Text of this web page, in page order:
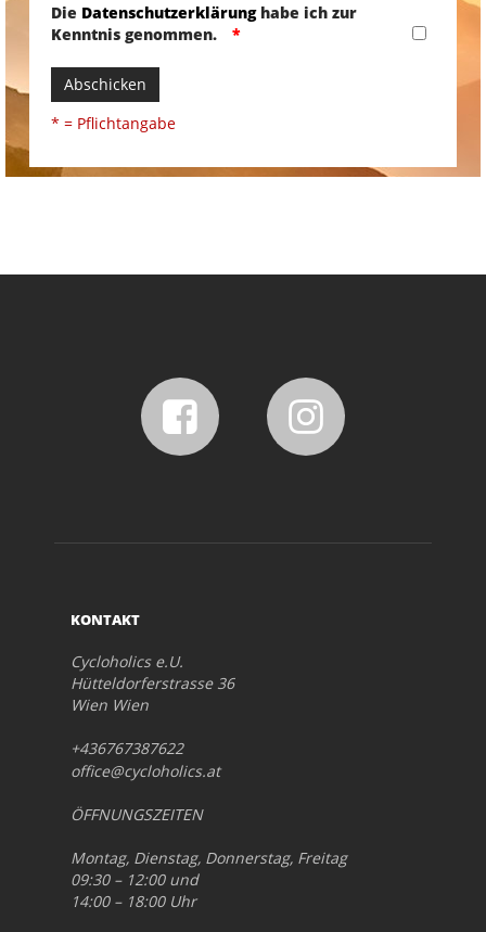
Die Datenschutzerklärunghabe ich zur
Kenntnis genommen.
Abschicken
* = Pflichtangabe
KONTAKT
Cycloholics e.U.
Hütteldorferstrasse 36
Wien Wien
+436767387622
office@cycloholics.at
ÖFFNUNGSZEITEN
Montag, Dienstag, Donnerstag, Freitag
09:30 – 12:00 und
14:00 – 18:00 Uhr